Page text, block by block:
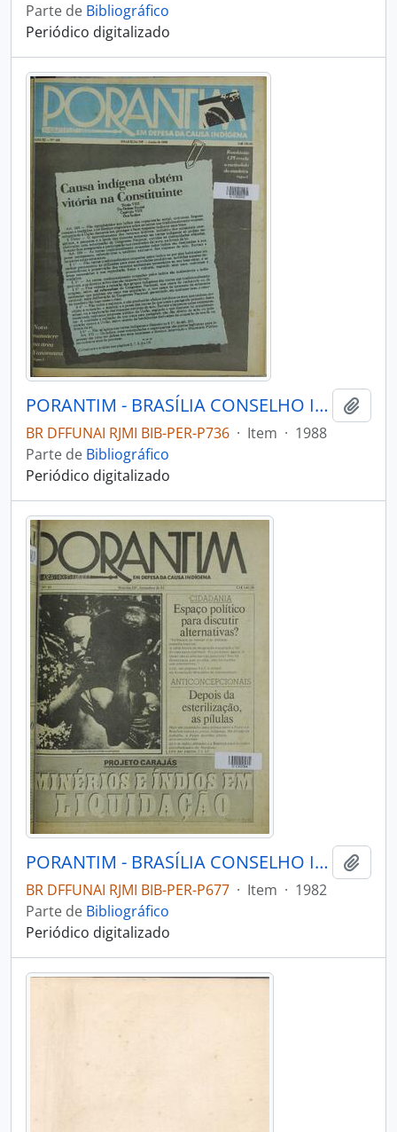
Parte de Bibliográfico
Periódico digitalizado
PORANTIM - BRASÍLIA CONSELHO INDIGENISTA MISSIONÁRIO - 1988 - Nº109
BR DFFUNAI RJMI BIB-PER-P736 · Item · 1988
Parte de Bibliográfico
Periódico digitalizado
PORANTIM - BRASÍLIA CONSELHO INDIGENISTA MISSIONÁRIO - 1982 - Nº43
BR DFFUNAI RJMI BIB-PER-P677 · Item · 1982
Parte de Bibliográfico
Periódico digitalizado